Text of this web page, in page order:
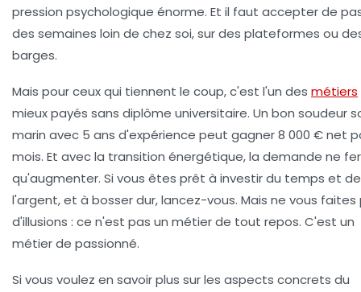
pression psychologique énorme. Et il faut accepter de
des semaines loin de chez soi, sur des plateformes ou
barges.
Mais pour ceux qui tiennent le coup, c'est l'un des métiers
mieux payés sans diplôme universitaire. Un bon soudeur
marin avec 5 ans d'expérience peut gagner 8 000 € net
mois. Et avec la transition énergétique, la demande ne
qu'augmenter. Si vous êtes prêt à investir du temps et de
l'argent, et à bosser dur, lancez-vous. Mais ne vous faites
d'illusions : ce n'est pas un métier de tout repos. C'est un
métier de passionné.
Si vous voulez en savoir plus sur les aspects concrets du